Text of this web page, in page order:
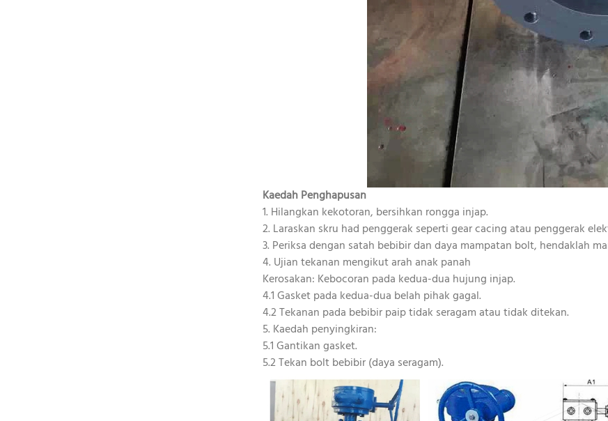
Kaedah Penghapusan
1. Hilangkan kekotoran, bersihkan rongga injap.
2. Laraskan skru had penggerak seperti gear cacing atau penggerak
3. Periksa dengan satah bebibir dan daya mampatan bolt, hendaklah
4. Ujian tekanan mengikut arah anak panah
Kerosakan: Kebocoran pada kedua-dua hujung injap.
4.1 Gasket pada kedua-dua belah pihak gagal.
4.2 Tekanan pada bebibir paip tidak seragam atau tidak ditekan.
5. Kaedah penyingkiran:
5.1 Gantikan gasket.
5.2 Tekan bolt bebibir (daya seragam).